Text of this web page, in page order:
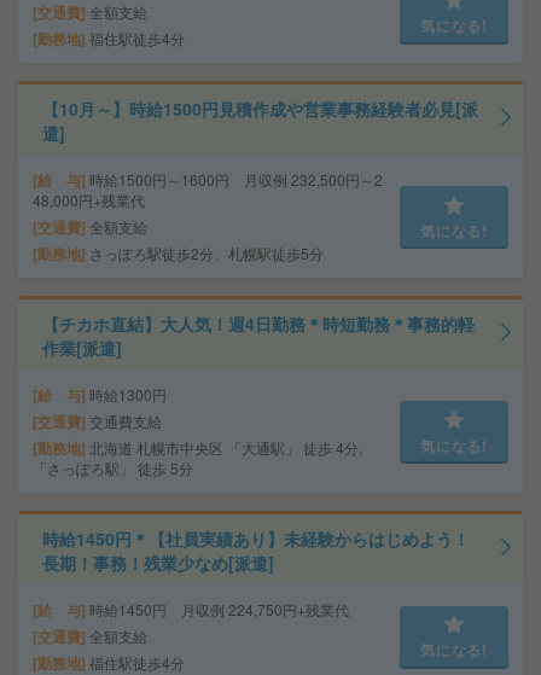
交通費 全額支給
勤務地 福住駅徒歩4分
気になる!
【10月～】時給1500円見積作成や営業事務経験者必見[派
遣]
給 与 時給1500円～1600円 月収例 232,500円～2
48,000円+残業代
交通費 全額支給
勤務地 さっぽろ駅徒歩2分、札幌駅徒歩5分
気になる!
【チカホ直結】大人気！週4日勤務＊時短勤務＊事務的軽
作業[派遣]
給 与 時給1300円
交通費 交通費支給
勤務地 北海道 札幌市中央区 「大通駅」 徒歩 4分,
「さっぽろ駅」 徒歩 5分
気になる!
時給1450円＊【社員実績あり】未経験からはじめよう！
長期！事務！残業少なめ[派遣]
給 与 時給1450円 月収例 224,750円+残業代
交通費 全額支給
勤務地 福住駅徒歩4分
気になる!